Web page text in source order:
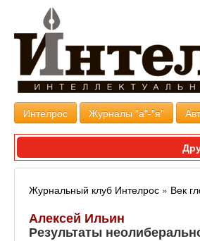
Интелрос Журналы "а"-"я"
Журнальный клуб Интелрос » Век
Алексей Ильин
Результаты